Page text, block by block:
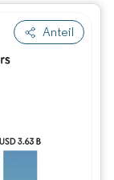
Anteil